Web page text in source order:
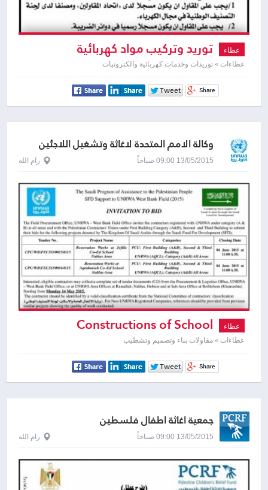
عطاء توريد وتركيب مواد كهربائية
عطاءات » توريدات وخدمات كهربائية والكترونيات
وكالة الامم المتحدة لاغاثة وتشغيل اللاجئين
الفلسطينيين - الاونروا
13/05/2015 09:00 صباحاً رام الله
عطاء
عطاءات » مقاولات بناء وتصميم وتشطيب
جمعية اغاثة اطفال فلسطين
13/05/2015 09:00 صباحاً رام الله